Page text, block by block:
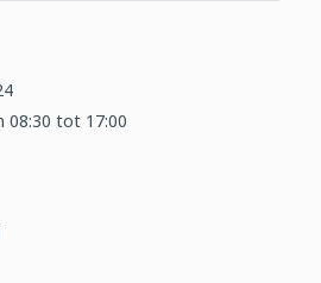
08:30 tot 17:00